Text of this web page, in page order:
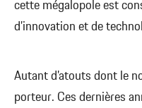
cette mégalopole est
d’innovation et de
Autant d’atouts dont le
porteur. Ces dernières